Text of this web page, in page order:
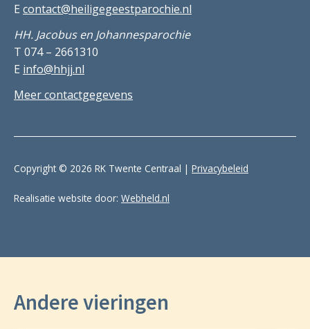
E contact@heiligegeestparochie.nl
HH. Jacobus en Johannesparochie
T 074 – 2661310
E info@hhjj.nl
Meer contactgegevens
Copyright © 2026 RK Twente Centraal | Privacybeleid
Realisatie website door: Webheld.nl
Andere vieringen